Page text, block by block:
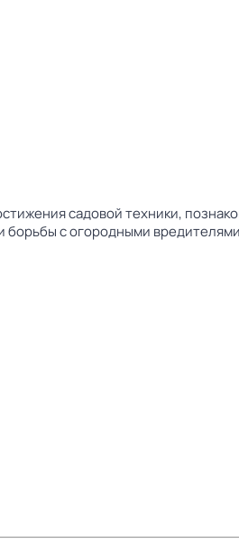
садовой техники,
борьбы с огородными вредителями